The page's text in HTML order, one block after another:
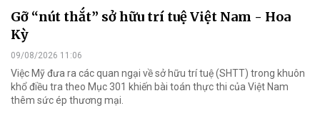
Gỡ “nút thắt” sở hữu trí tuệ Việt Nam - Hoa
Kỳ
09/08/2026 11:06
Việc Mỹ đưa ra các quan ngại về sở hữu trí tuệ (SHTT) trong khuôn
khổ điều tra theo Mục 301 khiến bài toán thực thi của Việt Nam
thêm sức ép thương mại.